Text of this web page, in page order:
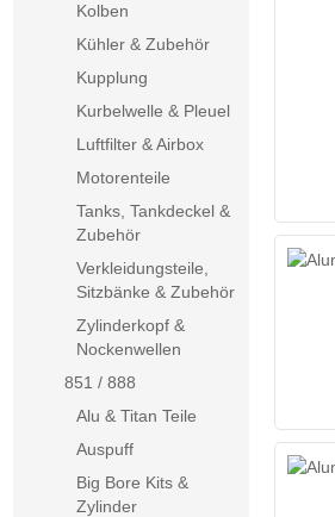
Kolben
Kühler & Zubehör
Kupplung
Kurbelwelle & Pleuel
Luftfilter & Airbox
Motorenteile
Tanks, Tankdeckel &
Zubehör
Verkleidungsteile,
Sitzbänke & Zubehör
Zylinderkopf &
Nockenwellen
851 / 888
Alu & Titan Teile
Auspuff
Big Bore Kits &
Zylinder